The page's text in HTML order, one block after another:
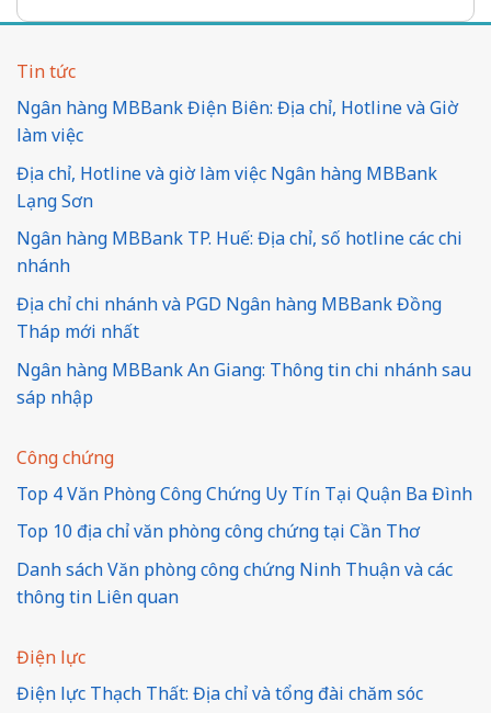
Tin tức
Ngân hàng MBBank Điện Biên: Địa chỉ, Hotline và Giờ
làm việc
Địa chỉ, Hotline và giờ làm việc Ngân hàng MBBank
Lạng Sơn
Ngân hàng MBBank TP. Huế: Địa chỉ, số hotline các chi
nhánh
Địa chỉ chi nhánh và PGD Ngân hàng MBBank Đồng
Tháp mới nhất
Ngân hàng MBBank An Giang: Thông tin chi nhánh sau
sáp nhập
Công chứng
Top 4 Văn Phòng Công Chứng Uy Tín Tại Quận Ba Đình
Top 10 địa chỉ văn phòng công chứng tại Cần Thơ
Danh sách Văn phòng công chứng Ninh Thuận và các
thông tin Liên quan
Điện lực
Điện lực Thạch Thất: Địa chỉ và tổng đài chăm sóc